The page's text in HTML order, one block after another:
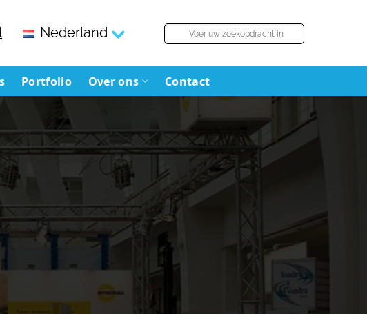
Nederland
Portfolio Over ons Contact